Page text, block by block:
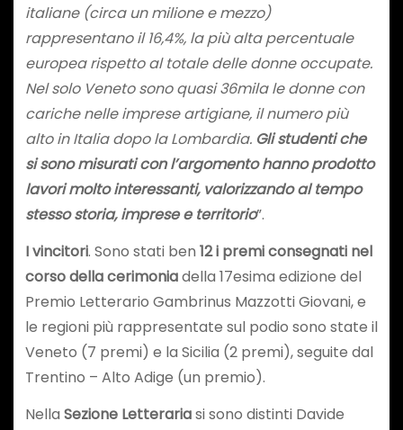
italiane (circa un milione e mezzo)
rappresentano il 16,4%, la più alta percentuale
europea rispetto al totale delle donne occupate.
Nel solo Veneto sono quasi 36mila le donne con
cariche nelle imprese artigiane, il numero più
alto in Italia dopo la Lombardia. Gli studenti che
si sono misurati con l’argomento hanno prodotto
lavori molto interessanti, valorizzando al tempo
stesso storia, imprese e territorio”.
I vincitori. Sono stati ben 12 i premi consegnati nel
corso della cerimoniadella 17esima edizione del
Premio Letterario Gambrinus Mazzotti Giovani, e
le regioni più rappresentate sul podio sono state il
Veneto (7 premi) e la Sicilia (2 premi), seguite dal
Trentino – Alto Adige (un premio).
Nella Sezione Letterariasi sono distinti Davide